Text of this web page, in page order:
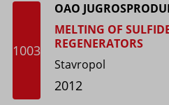
1003
OAO
MELTING OF
REGENERATORS
Stavropol
2012